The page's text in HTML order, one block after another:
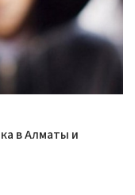
в Алматы и